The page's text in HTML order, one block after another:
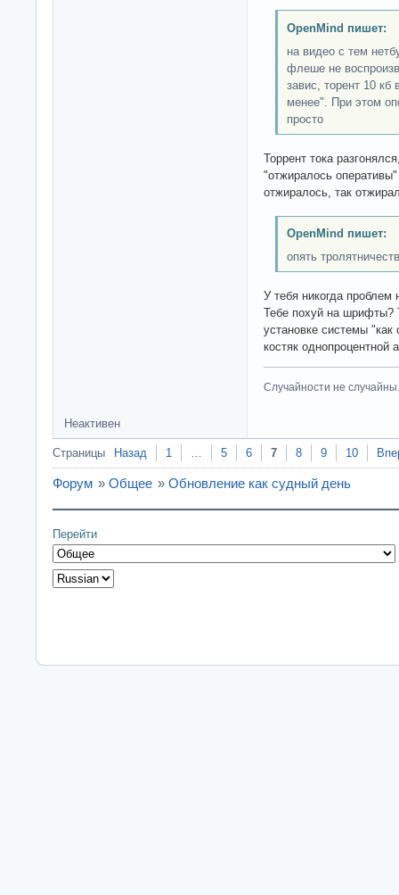
OpenMind пишет:
на видео с тем
флеше не
завис, торент 10 кб
менее". При этом
просто
Торрент тока
"отжиралось
отжиралось, так
OpenMind пишет:
опять
У тебя никогда
Тебе похуй на шрифты?
установке системы
костяк однопроцентной
Случайности не случайны.
Неактивен
Страницы Назад 1 … 5 6 7 8 9 10
Форум » Общее » Обновление как судный день
Перейти